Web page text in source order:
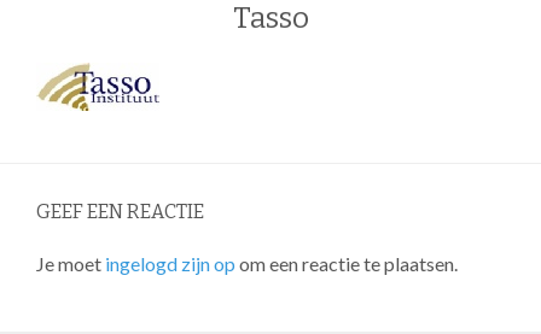
Tasso
GEEF EEN REACTIE
Je moet ingelogd zijn op om een reactie te plaatsen.